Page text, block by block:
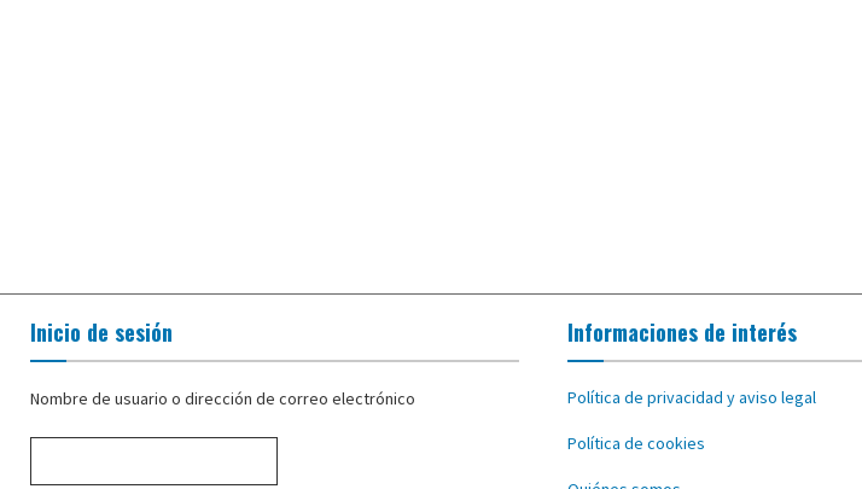
Inicio de sesión
Nombre de usuario o dirección de correo electrónico
Informaciones de interés
Política de privacidad y aviso legal
Política de cookies